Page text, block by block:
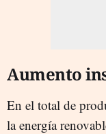
Aumento
En el total de
la energía